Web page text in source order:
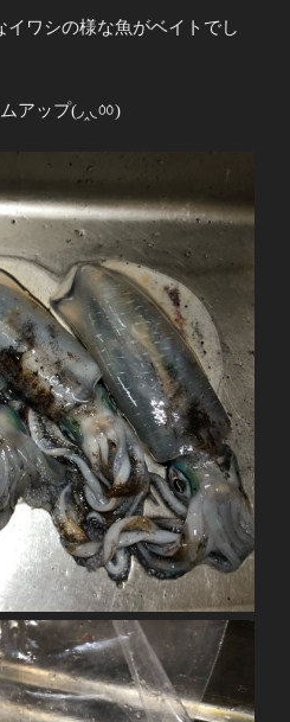
ワシの様な魚がベイトでし
アップ(◞‸◟ㆀ)